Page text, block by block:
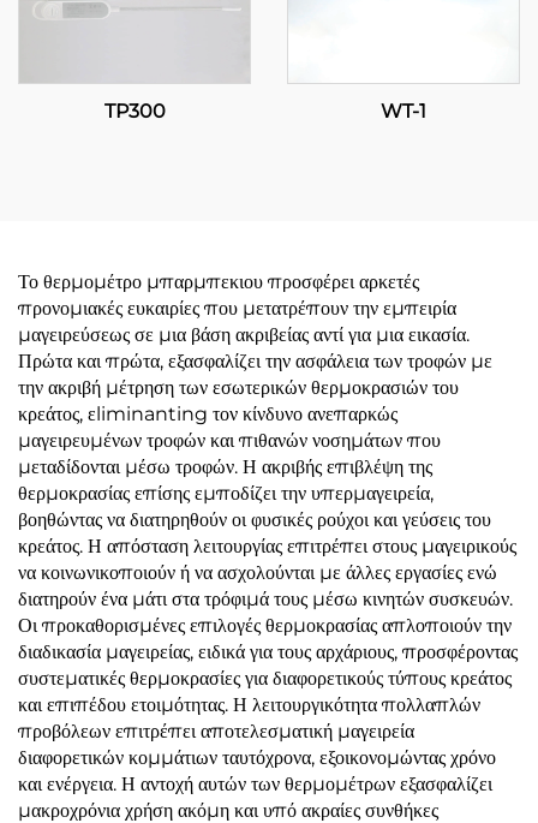
TP300 WT-1
Το θερμομέτρο μπαρμπεκιου προσφέρει αρκετές
προνομιακές ευκαιρίες που μετατρέπουν την εμπειρία
μαγειρεύσεως σε μια βάση ακριβείας αντί για μια εικασία.
Πρώτα και πρώτα, εξασφαλίζει την ασφάλεια των τροφών με
την ακριβή μέτρηση των εσωτερικών θερμοκρασιών του
κρεάτος, εliminanting τον κίνδυνο ανεπαρκώς
μαγειρευμένων τροφών και πιθανών νοσημάτων που
μεταδίδονται μέσω τροφών. Η ακριβής επιβλέψη της
θερμοκρασίας επίσης εμποδίζει την υπερμαγειρεία,
βοηθώντας να διατηρηθούν οι φυσικές ρούχοι και γεύσεις του
κρεάτος. Η απόσταση λειτουργίας επιτρέπει στους μαγειρικούς
να κοινωνικοποιούν ή να ασχολούνται με άλλες εργασίες ενώ
διατηρούν ένα μάτι στα τρόφιμά τους μέσω κινητών συσκευών.
Οι προκαθορισμένες επιλογές θερμοκρασίας απλοποιούν την
διαδικασία μαγειρείας, ειδικά για τους αρχάριους, προσφέροντας
συστεματικές θερμοκρασίες για διαφορετικούς τύπους κρεάτος
και επιπέδου ετοιμότητας. Η λειτουργικότητα πολλαπλών
προβόλεων επιτρέπει αποτελεσματική μαγειρεία
διαφορετικών κομμάτιων ταυτόχρονα, εξοικονομώντας χρόνο
και ενέργεια. Η αντοχή αυτών των θερμομέτρων εξασφαλίζει
μακροχρόνια χρήση ακόμη και υπό ακραίες συνθήκες